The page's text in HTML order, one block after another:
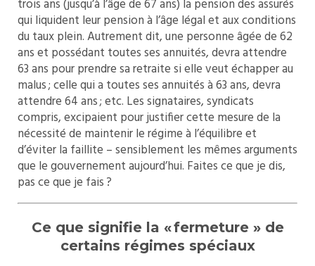
trois ans (jusqu’à l’âge de 67 ans) la pension des assurés
qui liquident leur pension à l’âge légal et aux conditions
du taux plein. Autrement dit, une personne âgée de 62
ans et possédant toutes ses annuités, devra attendre
63 ans pour prendre sa retraite si elle veut échapper au
malus ; celle qui a toutes ses annuités à 63 ans, devra
attendre 64 ans ; etc. Les signataires, syndicats
compris, excipaient pour justifier cette mesure de la
nécessité de maintenir le régime à l’équilibre et
d’éviter la faillite – sensiblement les mêmes arguments
que le gouvernement aujourd’hui. Faites ce que je dis,
pas ce que je fais ?
Ce que signifie la « fermeture » de
certains régimes spéciaux